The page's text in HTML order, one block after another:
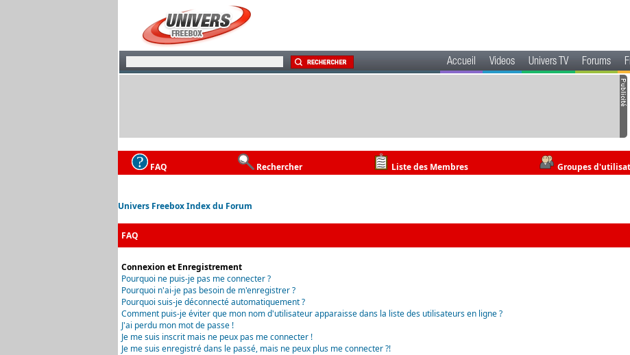
Accueil Videos Univers TV Forums
FAQ Rechercher Liste des Membres Groupes
Univers Freebox Index du Forum
FAQ
Connexion et Enregistrement
Pourquoi ne puis-je pas me connecter ?
Pourquoi n'ai-je pas besoin de m'enregistrer ?
Pourquoi suis-je déconnecté automatiquement ?
Comment puis-je éviter que mon nom d'utilisateur apparaisse dans la liste des utilisateurs en ligne ?
J'ai perdu mon mot de passe !
Je me suis inscrit mais ne peux pas me connecter !
Je me suis enregistré dans le passé, mais ne peux plus me connecter ?!